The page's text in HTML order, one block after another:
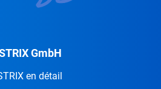
GmbH
en détail